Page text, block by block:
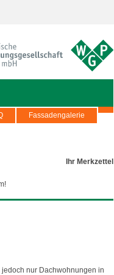
Fassadengalerie
Ihr Merkzettel
jedoch nur Dachwohnungen in